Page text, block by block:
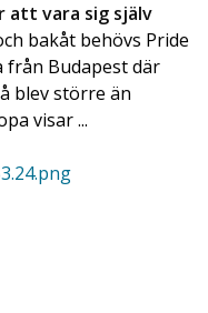
att vara sig själv
bakåt behövs Pride
från Budapest där
blev större än
visar ...